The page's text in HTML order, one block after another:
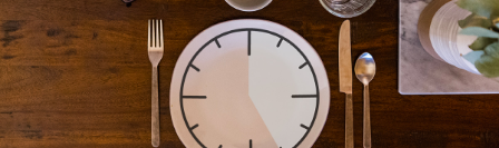
PODCAST
NEWSLETTER